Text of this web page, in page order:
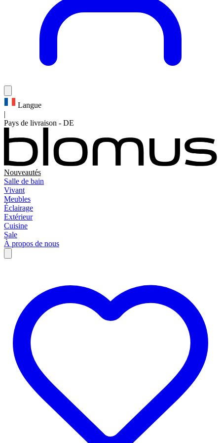
Langue
|
Pays de livraison - DE
Nouveautés
Salle de bain
Vivant
Meubles
Éclairage
Extérieur
Cuisine
Sale
À propos de nous